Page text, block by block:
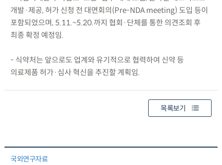
개발·제공, 허가 신청 전 대면회의(Pre-NDA meeting) 도입 등이
포함되었으며, 5.11.~5.20.까지 협회·단체를 통한 의견조회 후
최종 확정 예정임.
- 식약처는 앞으로도 업계와 유기적으로 협력하여 신약 등
의료제품 허가·심사 혁신을 추진할 계획임.
목록보기
국외연구자료